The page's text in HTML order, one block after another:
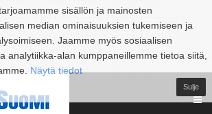
sisällön ja mainosten
median ominaisuuksien tukemiseen ja
Jaamme myös sosiaalisen
analytiikka-alan kumppaneillemme tietoa siitä,
Näytä tiedot
Sulje